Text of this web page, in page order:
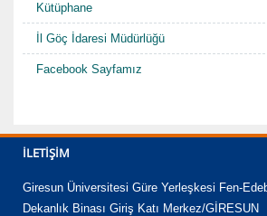
Kütüphane
İl Göç İdaresi Müdürlüğü
Facebook Sayfamız
İLETIŞIM
Giresun Üniversitesi Güre Yerleşkesi Fen-
Dekanlık Binası Giriş Katı Merkez/GİRESUN